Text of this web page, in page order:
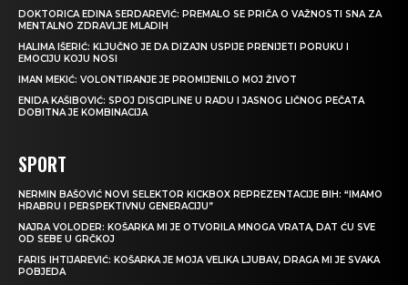
DOKTORICA EDINA SERDAREVIĆ: PREMALO SE PRIČA O VAŽNOSTI SNA ZA
MENTALNO ZDRAVLJE MLADIH
HALIMA IŠERIĆ: KLJUČNO JE DA DIZAJN USPIJE PRENIJETI PORUKU I
EMOCIJU KOJU NOSI
IMAN MEKIĆ: VOLONTIRANJE JE PROMIJENILO MOJ ŽIVOT
ENIDA KAŠIBOVIĆ: SPOJ DISCIPLINE U RADU I JASNOG LIČNOG PEČATA
DOBITNA JE KOMBINACIJA
SPORT
NERMIN BAŠOVIĆ NOVI SELEKTOR KICKBOX REPREZENTACIJE BIH: “IMAMO
HRABRU I PERSPEKTIVNU GENERACIJU”
NAJRA VOLODER: KOŠARKA MI JE OTVORILA MNOGA VRATA, DAT ĆU SVE
OD SEBE U GRČKOJ
FARIS IHTIJAREVIĆ: KOŠARKA JE MOJA VELIKA LJUBAV, DRAGA MI JE SVAKA
POBJEDA